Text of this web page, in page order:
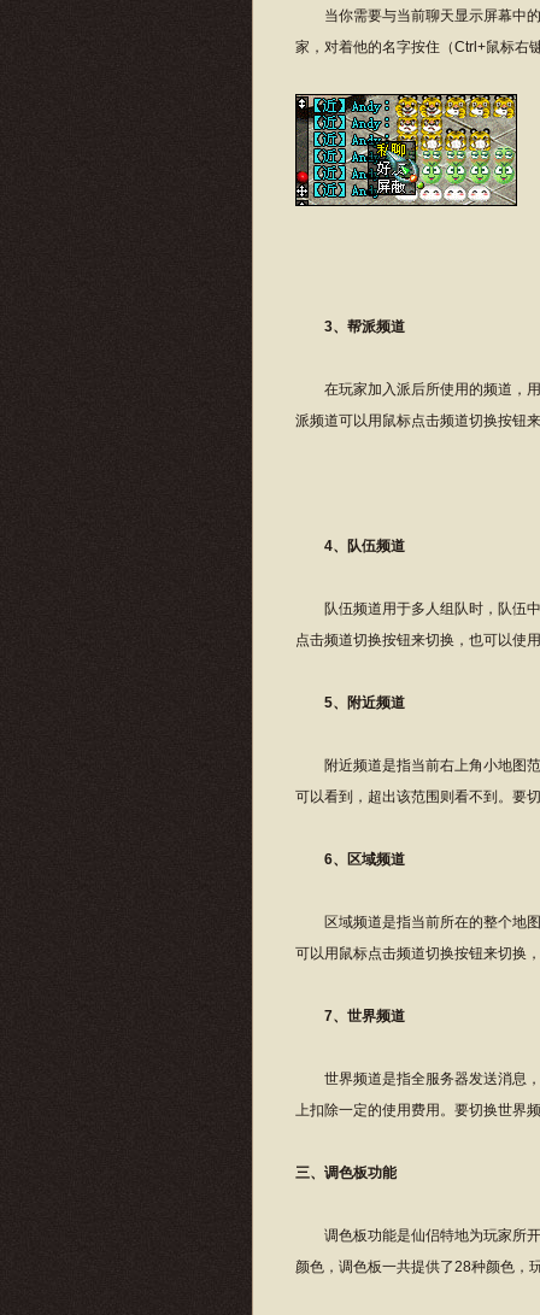
当你需要与当前聊天显示屏幕中的
家，对着他的名字按住（Ctrl+鼠标右
3、帮派频道
在玩家加入派后所使用的频道，用
派频道可以用鼠标点击频道切换按钮
4、队伍频道
队伍频道用于多人组队时，队伍中
点击频道切换按钮来切换，也可以使
5、附近频道
附近频道是指当前右上角小地图范
可以看到，超出该范围则看不到。要
6、区域频道
区域频道是指当前所在的整个地图
可以用鼠标点击频道切换按钮来切换
7、世界频道
世界频道是指全服务器发送消息，
上扣除一定的使用费用。要切换世界
三、调色板功能
调色板功能是仙侣特地为玩家所开
颜色，调色板一共提供了28种颜色，